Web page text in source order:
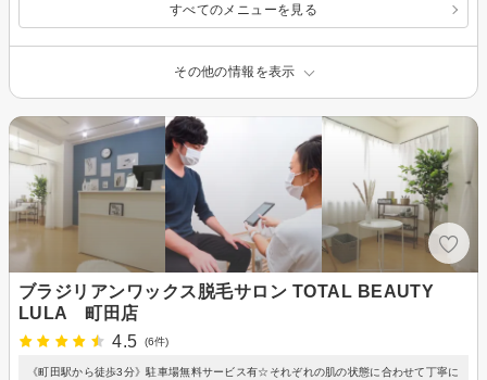
すべてのメニューを見る
その他の情報を表示
ブラジリアンワックス脱毛サロン TOTAL BEAUTY
LULA 町田店
4.5
(6件)
《町田駅から徒歩3分》駐車場無料サービス有☆それぞれの肌の状態に合わせて丁寧に